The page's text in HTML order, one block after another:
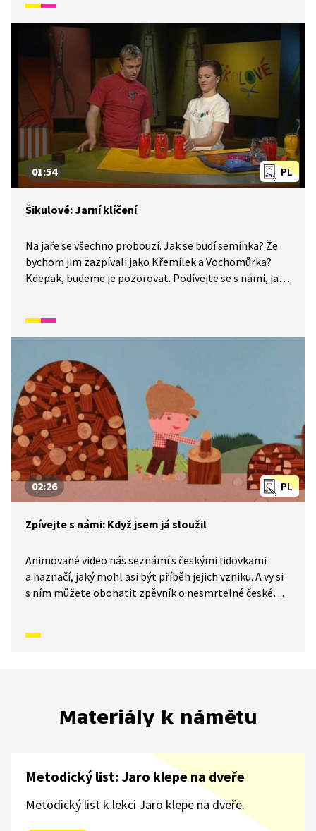
známých písniček.
PL
01:54
Šikulové: Jarní klíčení
Na jaře se všechno probouzí. Jak se budí semínka? Že
bychom jim zazpívali jako Křemílek a Vochomůrka?
Kdepak, budeme je pozorovat. Podívejte se s námi, jak
PL
02:26
Zpívejte s námi: Když jsem já sloužil
Animované video nás seznámí s českými lidovkami
a naznačí, jaký mohl asi být příběh jejich vzniku. A vy si
s ním můžete obohatit zpěvník o nesmrtelné české
Materiály k námětu
Metodický list: Jaro klepe na dveře
Metodický list k lekci Jaro klepe na dveře.